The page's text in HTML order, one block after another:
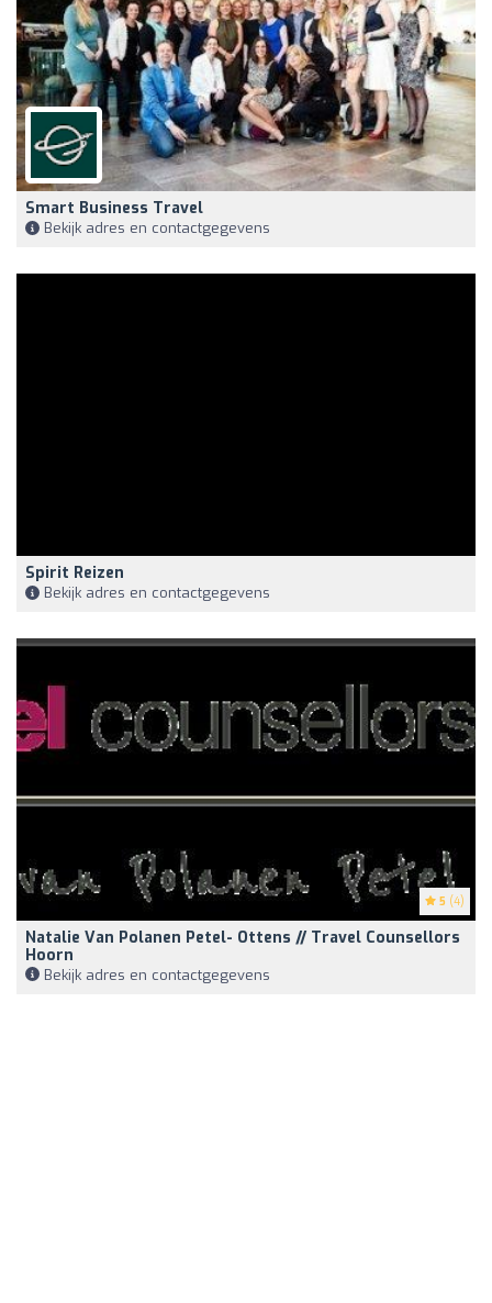
Smart Business Travel
Bekijk adres en contactgegevens
Spirit Reizen
Bekijk adres en contactgegevens
5 (4)
Natalie Van Polanen Petel- Ottens // Travel Counsellors
Hoorn
Bekijk adres en contactgegevens